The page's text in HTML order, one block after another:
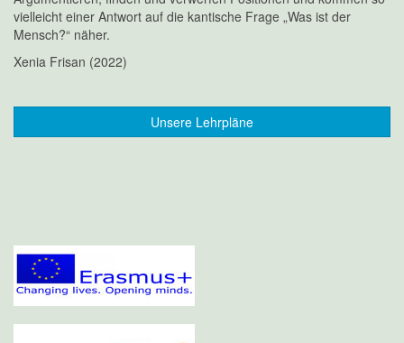
vielleicht einer Antwort auf die kantische Frage „Was ist der
Mensch?“ näher.
Xenia Frisan (2022)
Unsere Lehrpläne